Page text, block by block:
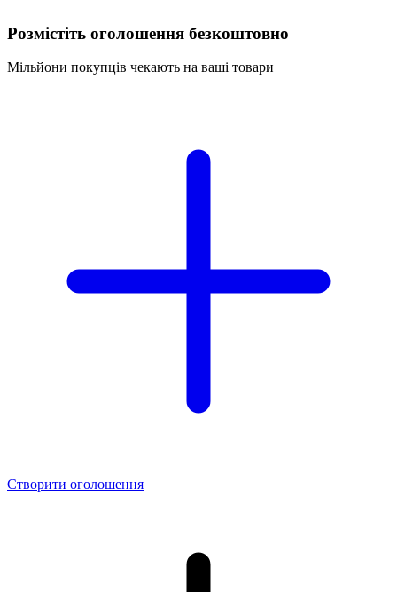
Розмістіть оголошення безкоштовно
Мільйони покупців чекають на ваші товари
Створити оголошення